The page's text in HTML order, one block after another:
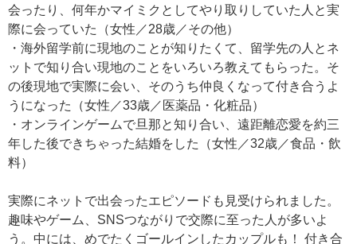
会ったり、何年かマイミクとしてやり取りしていた人と実
際に会っていた（女性／28歳／その他）
・海外留学前に現地のことが知りたくて、留学先の人とネ
ットで知り合い現地のことをいろいろ教えてもらった。そ
の後現地で実際に会い、そのうち仲良くなって付き合うよ
うになった（女性／33歳／医薬品・化粧品）
・オンラインゲームで旦那と知り合い、遠距離恋愛を約三
年した後できちゃった結婚をした（女性／32歳／食品・飲
料）
実際にネットで出会ったエピソードも見受けられました。
趣味やゲーム、SNSつながりで交際に至った人が多いよ
う。中には、めでたくゴールインしたカップルも！ 付き合